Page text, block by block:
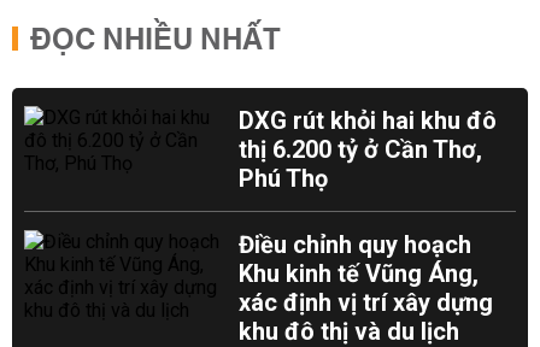
ĐỌC NHIỀU NHẤT
DXG rút khỏi hai khu đô
thị 6.200 tỷ ở Cần Thơ,
Phú Thọ
Điều chỉnh quy hoạch
Khu kinh tế Vũng Áng,
xác định vị trí xây dựng
khu đô thị và du lịch